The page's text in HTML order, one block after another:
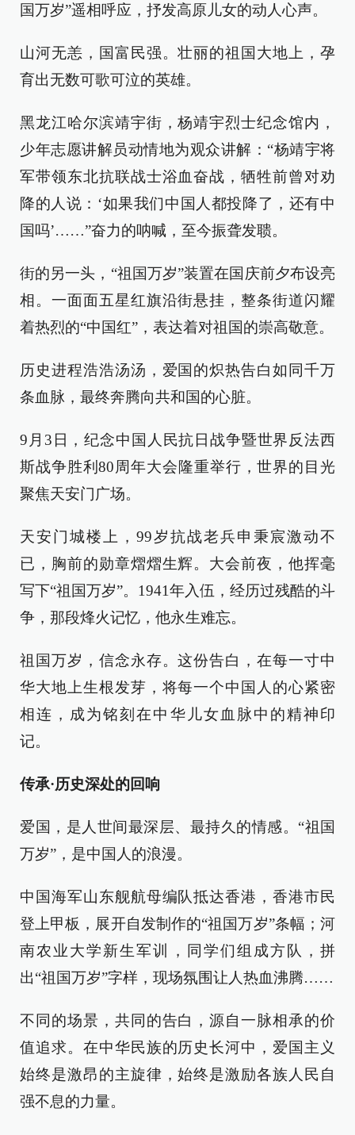
国万岁”遥相呼应，抒发高原儿女的动人心声。
山河无恙，国富民强。壮丽的祖国大地上，孕
育出无数可歌可泣的英雄。
黑龙江哈尔滨靖宇街，杨靖宇烈士纪念馆内，
少年志愿讲解员动情地为观众讲解：“杨靖宇将
军带领东北抗联战士浴血奋战，牺牲前曾对劝
降的人说：‘如果我们中国人都投降了，还有中
国吗’……”奋力的呐喊，至今振聋发聩。
街的另一头，“祖国万岁”装置在国庆前夕布设亮
相。一面面五星红旗沿街悬挂，整条街道闪耀
着热烈的“中国红”，表达着对祖国的崇高敬意。
历史进程浩浩汤汤，爱国的炽热告白如同千万
条血脉，最终奔腾向共和国的心脏。
9月3日，纪念中国人民抗日战争暨世界反法西
斯战争胜利80周年大会隆重举行，世界的目光
聚焦天安门广场。
天安门城楼上，99岁抗战老兵申秉宸激动不
已，胸前的勋章熠熠生辉。大会前夜，他挥毫
写下“祖国万岁”。1941年入伍，经历过残酷的斗
争，那段烽火记忆，他永生难忘。
祖国万岁，信念永存。这份告白，在每一寸中
华大地上生根发芽，将每一个中国人的心紧密
相连，成为铭刻在中华儿女血脉中的精神印
记。
传承·历史深处的回响
爱国，是人世间最深层、最持久的情感。“祖国
万岁”，是中国人的浪漫。
中国海军山东舰航母编队抵达香港，香港市民
登上甲板，展开自发制作的“祖国万岁”条幅；河
南农业大学新生军训，同学们组成方队，拼
出“祖国万岁”字样，现场氛围让人热血沸腾……
不同的场景，共同的告白，源自一脉相承的价
值追求。在中华民族的历史长河中，爱国主义
始终是激昂的主旋律，始终是激励各族人民自
强不息的力量。